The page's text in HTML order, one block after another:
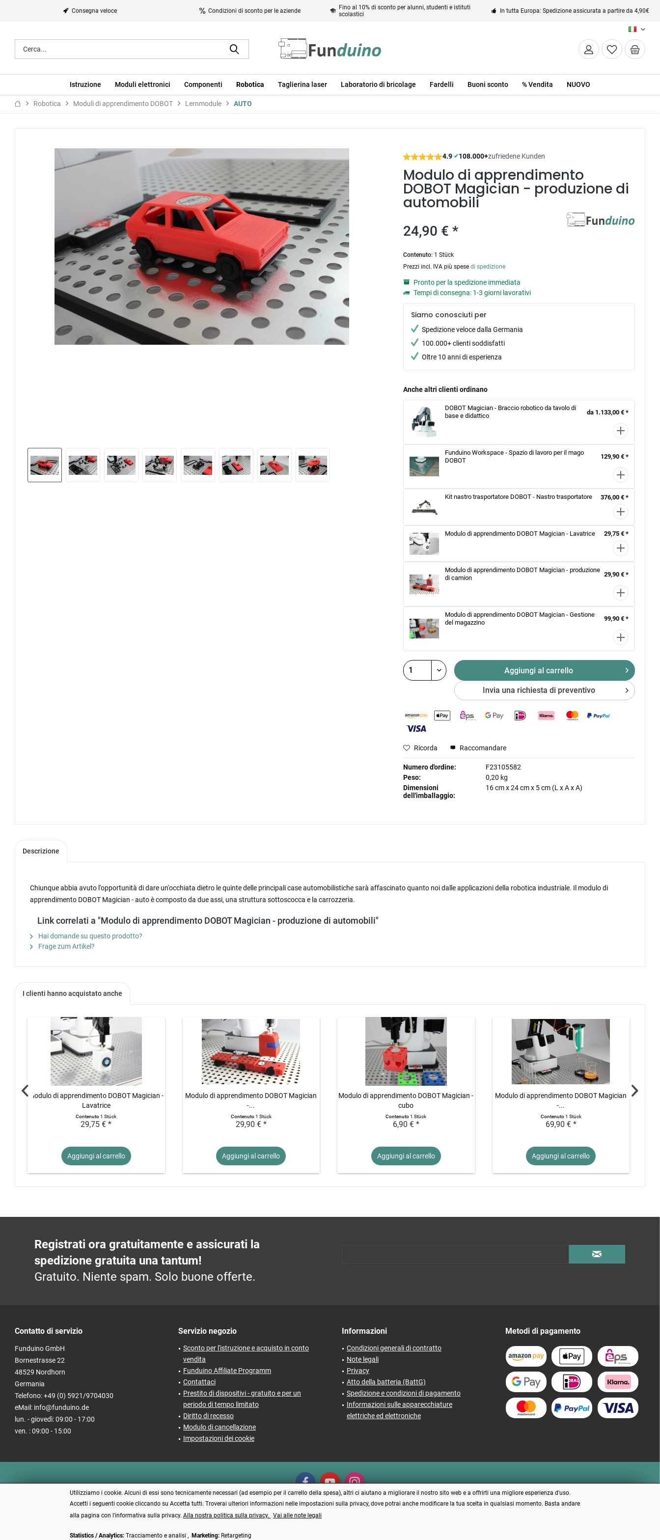
Consegna veloce Condizioni di sconto per le aziende
Fino al 10% di sconto per alunni, studenti e istituti
scolastici
In tutta Europa: Spedizione assicurata a partire da 4,90€
IT
Istruzione Moduli elettronici Componenti Robotica Taglierina laser Laboratorio di bricolage Fardelli Buoni sconto % Vendita NUOVO
Robotica Moduli di apprendimento DOBOT Lernmodule AUTO
4.9|✔108.000+zufriedene Kunden
Modulo di apprendimento
DOBOT Magician - produzione di
automobili
24,90 € *
Contenuto: 1 Stück
Prezzi incl. IVA più spesedi spedizione
Pronto per la spedizione immediata
Tempi di consegna: 1-3 giorni lavorativi
Siamo conosciuti per
Spedizione veloce dalla Germania
100.000+ clienti soddisfatti
Oltre 10 anni di esperienza
Anche altri clienti ordinano
DOBOT Magician - Braccio robotico da tavolo di
base e didattico
da 1.133,00 € *
Funduino Workspace - Spazio di lavoro per il mago
DOBOT
129,90 € *
Kit nastro trasportatore DOBOT - Nastro trasportatore 376,00 € *
Modulo di apprendimento DOBOT Magician - Lavatrice 29,75 € *
Modulo di apprendimento DOBOT Magician - produzione
di camion
29,90 € *
Modulo di apprendimento DOBOT Magician - Gestione
del magazzino
99,90 € *
Aggiungi al carrello
Invia una richiesta di preventivo
Ricorda Raccomandare
Numero d'ordine:
F23105582
Peso:
0,20 kg
Dimensioni
dell'imballaggio:
16 cmx24 cmx 5 cm (L x A x A)
Descrizione
Chiunque abbia avuto l'opportunità di dare un'occhiata dietro le quinte delle principali case automobilistiche sarà affascinato quanto noi dalle applicazioni della robotica industriale. Il modulo di
apprendimento DOBOT Magician - auto è composto da due assi, una struttura sottoscocca e la carrozzeria.
Link correlati a "Modulo di apprendimento DOBOT Magician - produzione di automobili"
Hai domande su questo prodotto?
Frage zum Artikel?
I clienti hanno acquistato anche
Modulo di apprendimento DOBOT Magician -
Lavatrice
Contenuto1 Stück
29,75 € *
Aggiungi al carrello
Modulo di apprendimento DOBOT Magician
-...
Contenuto1 Stück
29,90 € *
Aggiungi al carrello
Modulo di apprendimento DOBOT Magician -
cubo
Contenuto1 Stück
6,90 € *
Aggiungi al carrello
Modulo di apprendimento DOBOT Magician
-...
Contenuto1 Stück
69,90 € *
Aggiungi al carrello
Registrati ora gratuitamente e assicurati la
spedizione gratuita una tantum!
Gratuito. Niente spam. Solo buone offerte.
Contatto di servizio
Funduino GmbH
Bornestrasse 22
48529 Nordhorn
Germania
Telefono: +49 (0) 5921/9704030
eMail: info@funduino.de
lun. - giovedì: 09:00 - 17:00
ven. : 09:00 - 15:00
Servizio negozio
Sconto per l'istruzione e acquisto in conto
vendita
Funduino Affiliate Programm
Contattaci
Prestito di dispositivi - gratuito e per un
periodo di tempo limitato
Diritto di recesso
Modulo di cancellazione
Impostazioni dei cookie
Informazioni
Condizioni generali di contratto
Note legali
Privacy
Atto della batteria (BattG)
Spedizione e condizioni di pagamento
Informazioni sulle apparecchiature
elettriche ed elettroniche
Metodi di pagamento
* Tutti i prezzi incl. IVA più
Utilizziamo i cookie. Alcuni di essi sono tecnicamente necessari (ad esempio per il carrello della spesa), altri ci aiutano a migliorare il nostro sito web e a offrirti una migliore esperienza d'uso.
Accetti i seguenti cookie cliccando su Accetta tutti. Troverai ulteriori informazioni nelle impostazioni sulla privacy, dove potrai anche modificare la tua scelta in qualsiasi momento. Basta andare
alla pagina con l'informativa sulla privacy. Alla nostra politica sulla privacy. Vai alle note legali
Statistics / Analytics: Tracciamento e analisi , Marketing: Retargeting